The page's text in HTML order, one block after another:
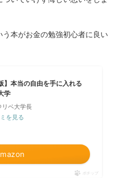
本がお金の勉強初心者に良い
】本当の自由を手に入れる
学
リベ大学長
を見る
ポチップ